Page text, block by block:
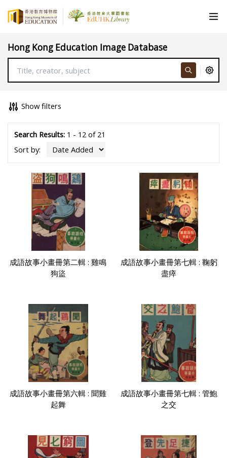
Hong Kong Education Image Database
Show filters
Search Results:1 - 12 of 21
Sort by:
成語故事小畫冊第二輯 : 雞鳴
狗盜
成語故事小畫冊第七輯 : 鞠躬
盡瘁
成語故事小畫冊第六輯 : 聞雞
起舞
成語故事小畫冊第七輯 : 管鮑
之交